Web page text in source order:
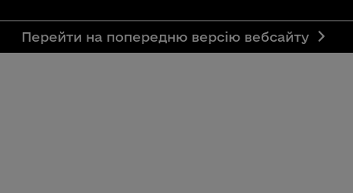
Перейти на попередню версію вебсайту